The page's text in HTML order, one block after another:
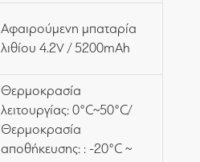
Αφαιρούμενη μπαταρία
λιθίου 4.2V / 5200mAh
Θερμοκρασία
λειτουργίας: 0°C~50°C/
Θερμοκρασία
αποθήκευσης: : -20°C ~